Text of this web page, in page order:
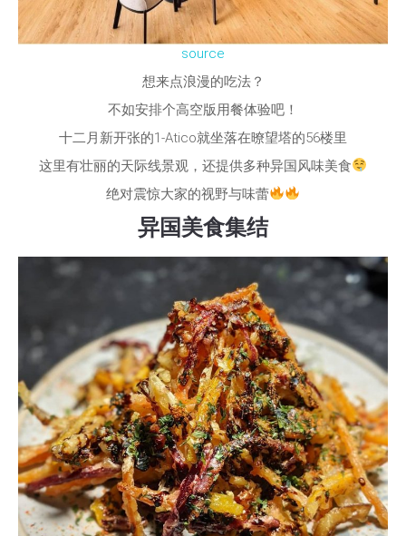
source
想来点浪漫的吃法？
不如安排个高空版用餐体验吧！
十二月新开张的1-Atico就坐落在暸望塔的56楼里
这里有壮丽的天际线景观，还提供多种异国风味美食
绝对震惊大家的视野与味蕾
异国美食集结